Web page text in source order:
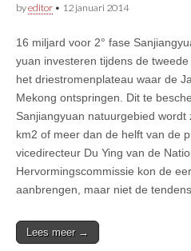
byeditor • 12 januari 2014
16 miljard voor 2° fase
yuan investeren tijdens de
het driestromenplateau waar de
Mekong ontspringen. Dit te
Sanjiangyuan natuurgebied
km2 of meer dan de helft van de
vicedirecteur Du Ying van de
Hervormingscommissie kon de
aanbrengen, maar niet de
Lees meer →